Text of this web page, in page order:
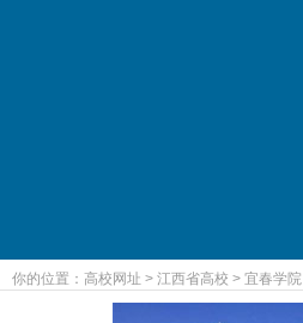
你的位置： 高校网址 > 江西省高校 > 宜春学院